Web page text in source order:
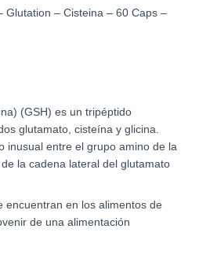
Glutation – Cisteina – 60 Caps –
(GSH)​ es un tripéptido
glutamato, cisteína y glicina.
inusual entre el grupo amino de la
la cadena lateral del glutamato
encuentran en los alimentos de
de una alimentación